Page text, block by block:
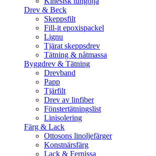
Drev & Beck
Skeppsfilt
Fill-it epoxispackel
Lignu
Tjärat skeppsdrev
Tätning & nåtmassa
Byggdrev & Tätning
Drevband
Papp
Tjärfilt
Drev av linfiber
Fönstertätningslist
Linisolering
Färg & Lack
Ottosons linoljefärger
Konstnärsfärg
Lack & Fernissa